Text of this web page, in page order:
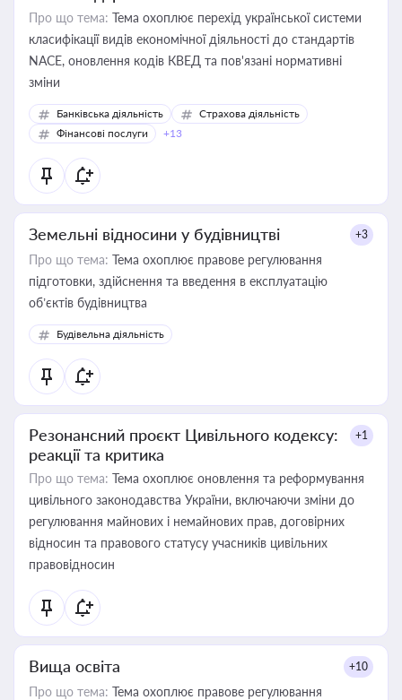
Про що тема: Тема охоплює перехід української системи
класифікації видів економічної діяльності до стандартів
NACE, оновлення кодів КВЕД та пов'язані нормативні
зміни
Банківська діяльність
Страхова діяльність
Фінансові послуги
+13
Земельні відносини у будівництві +3
Про що тема: Тема охоплює правове регулювання
підготовки, здійснення та введення в експлуатацію
об’єктів будівництва
Будівельна діяльність
Резонансний проєкт Цивільного кодексу:
реакції та критика
+1
Про що тема: Тема охоплює оновлення та реформування
цивільного законодавства України, включаючи зміни до
регулювання майнових і немайнових прав, договірних
відносин та правового статусу учасників цивільних
правовідносин
Вища освіта +10
Про що тема: Тема охоплює правове регулювання